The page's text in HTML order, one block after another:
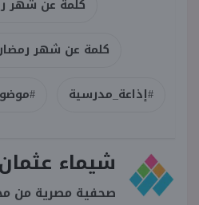
كلمة عن شهر
كلمة عن شهر
#إذاعة_مدرسية
شيماء عثمان
صحفية مصرية من